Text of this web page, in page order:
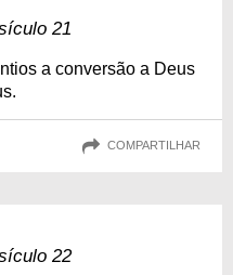
21
a conversão a Deus
COMPARTILHAR
22